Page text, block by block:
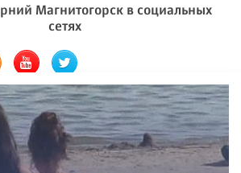
Магнитогорск в социальных
сетях